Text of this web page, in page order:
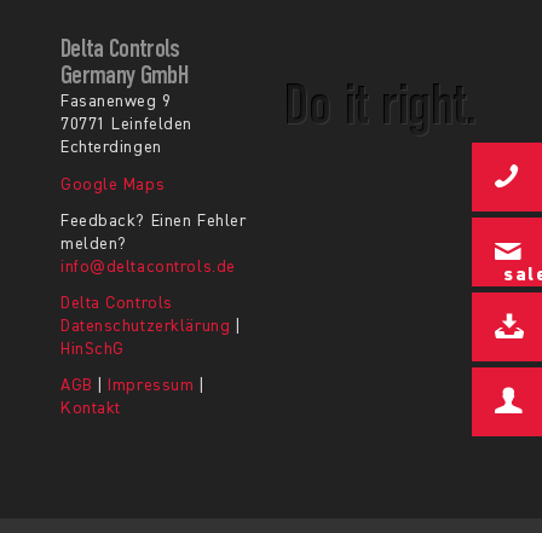
Delta Controls
Germany GmbH
Fasanenweg 9
70771 Leinfelden
Echterdingen
Google Maps
Feedback? Einen Fehler
melden?
info@deltacontrols.de
Delta Controls
Datenschutzerklärung
HinSchG
AGB Impressum
Kontakt
Do it right.